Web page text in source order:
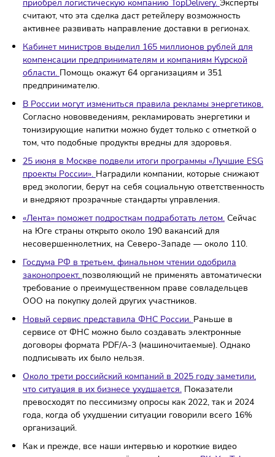
МинпромторгРФ предложил провести эксперимент по
маркировке некоторых хозяйственных и санитарно-
гигиенических изделий
, а также туалетных
принадлежностей. Его могут запустить уже 18 августа
этого года.
Сервис доставки 5Post, относящийся к группе X5,
приобрёл логистическую компанию TopDelivery.
считают, что эта сделка даст ретейлеру возможность
активнее развивать направление доставки в
компенсации предпринимателям и компаниям Курской
области.Помощь окажут 64 организациям и 351
предпринимателю.
В России могут измениться правила рекламы
Согласно нововведениям, рекламировать энергетики
тонизирующие напитки можно будет только с
том, что подобные продукты вредны для здоровья.
25 июня в Москве подвели итоги программы «Лучшие
проекты России».Наградили компании, которые
вред экологии, берут на себя социальную
и внедряют прозрачные стандарты управления.
«Лента» поможет подросткам подработать летом.
на Юге страны открыто около 190 вакансий для
несовершеннолетних, на Северо-Западе — около 110.
Госдума РФ в третьем, финальном чтении одобрила
законопроект,позволяющий не применять
требование о преимущественном праве совладельцев
ООО на покупку долей других участников.